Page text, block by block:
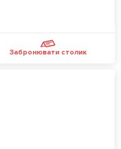
Забронювати столик